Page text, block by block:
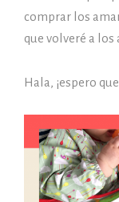
comprar los
que volveré a los
Hala, ¡espero